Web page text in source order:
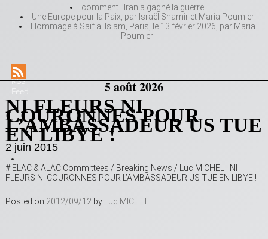
comment l’Iran a gagné la guerre
Une Europe pour la Paix, par Israël Shamir et Maria Poumier
Hommage à Saif al Islam, Paris, le 13 février 2026, par Maria
Poumier
RSS
Feed
5 août 2026
NI FLEURS NI
COURONNES POUR
L’AMBASSADEUR US TUE
EN LIBYE !
2 juin 2015
# ELAC & ALAC Committees / Breaking News / Luc MICHEL : NI
FLEURS NI COURONNES POUR L’AMBASSADEUR US TUE EN LIBYE !
Posted on 2012/09/12 by Luc MICHEL